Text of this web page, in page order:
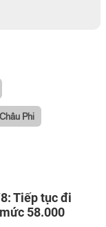
Phi
Tiếp tục đi
58.000